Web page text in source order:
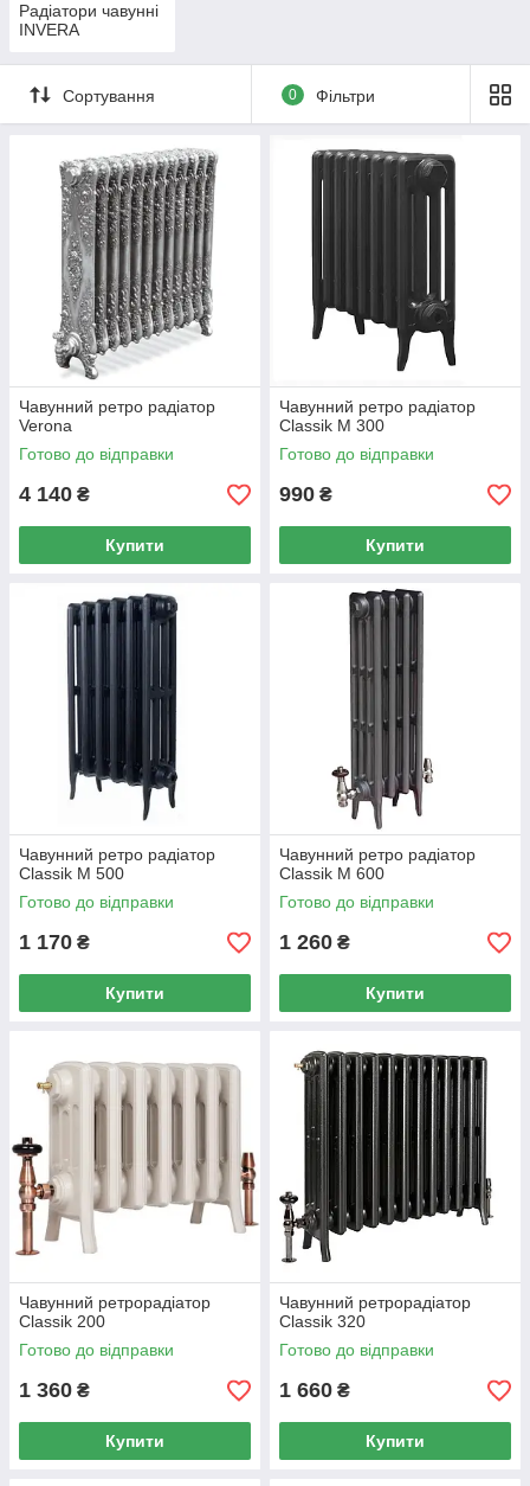
Радіатори чавунні
INVERA
Сортування 0 Фільтри
Чавунний ретро радіатор
Verona
Готово до відправки
4 140 ₴
Купити
Чавунний ретро радіатор
Classik М 300
Готово до відправки
990 ₴
Купити
Чавунний ретро радіатор
Classik М 500
Готово до відправки
1 170 ₴
Купити
Чавунний ретро радіатор
Classik М 600
Готово до відправки
1 260 ₴
Купити
Чавунний ретрорадіатор
Classik 200
Готово до відправки
1 360 ₴
Купити
Чавунний ретрорадіатор
Classik 320
Готово до відправки
1 660 ₴
Купити